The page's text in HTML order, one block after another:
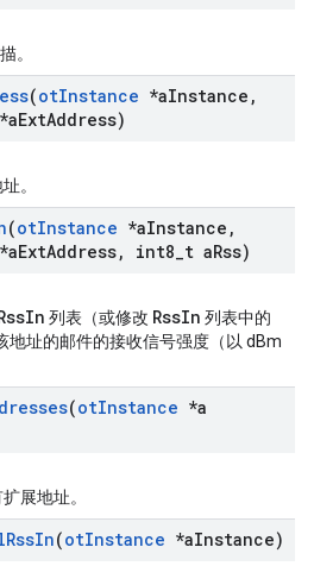
。
(otInstance *aInstance ,
*aExtAddress)
。
(otInstance *aInstance ,
*aExtAddress, int8 t aRss)
列表（或修改 RssIn 列表中的
地址的邮件的接收信号强度（以 dBm
(otInstance *a
展地址。
RssIn(otInstance *aInstance)